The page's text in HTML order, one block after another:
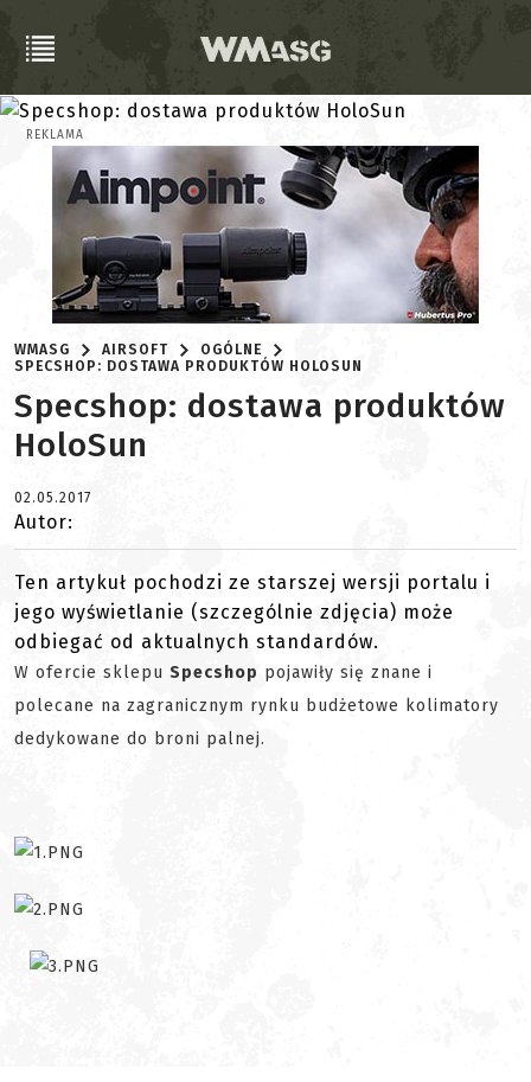
REKLAMA
WMASG AIRSOFT
OGÓLNE
SPECSHOP: DOSTAWA PRODUKTÓW HOLOSUN
Specshop: dostawa produktów
HoloSun
02.05.2017
Autor:
Ten artykuł pochodzi ze starszej wersji portalu i
jego wyświetlanie (szczególnie zdjęcia) może
odbiegać od aktualnych standardów.
W ofercie sklepu Specshop pojawiły się znane i
polecane na zagranicznym rynku budżetowe kolimatory
dedykowane do broni palnej.